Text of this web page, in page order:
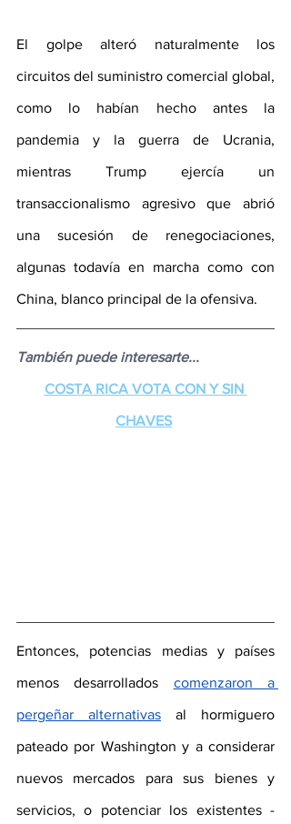
El golpe alteró naturalmente los
circuitos del suministro comercial global,
como lo habían hecho antes la
pandemia y la guerra de Ucrania,
mientras Trump ejercía un
transaccionalismo agresivo que abrió
una sucesión de renegociaciones,
algunas todavía en marcha como con
China, blanco principal de la ofensiva.
También puede interesarte...
COSTA RICA VOTA CON Y SIN
CHAVES
Entonces, potencias medias y países
menos desarrollados comenzaron a
pergeñar alternativas al hormiguero
pateado por Washington y a considerar
nuevos mercados para sus bienes y
servicios, o potenciar los existentes -